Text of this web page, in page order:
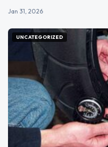
Jan 31, 2026
UNCATEGORIZED